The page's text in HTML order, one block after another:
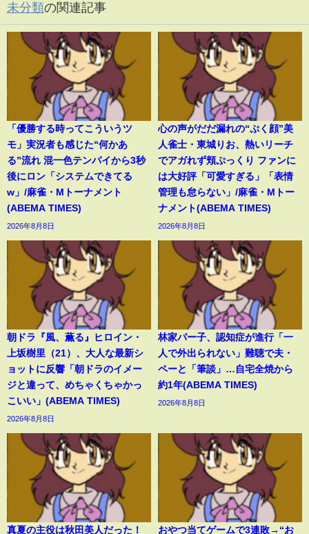
未分類の関連記事
「優勝する時ってこういうツ
モ」実況者も感じた“何かあ
る”流れ 混一色テンパイから3秒
後にロン「システムできてる
w」/麻雀・Mトーナメント
(ABEMA TIMES)
2026年8月8日
心の声がだだ漏れの“ぷく顔”美
人雀士・東城りお、熱いリーチ
でアガれず頬ぷっくり ファンに
は大好評「可愛すぎる」「表情
管理も怠らない」/麻雀・Mトー
ナメント(ABEMA TIMES)
2026年8月8日
朝ドラ『風、薫る』ヒロイン・
上坂樹里（21）、大人な最新シ
ョットに反響「朝ドラのイメー
ジと違って、めちゃくちゃかっ
こいい」(ABEMA TIMES)
2026年8月8日
林家パー子、認知症が進行「一
人で外出られない」難聴で夫・
ペーと「筆談」…自宅全焼から
約1年(ABEMA TIMES)
2026年8月8日
真夏の主役は秋田美人だった！ おやつ当てゲームで3連敗→“お